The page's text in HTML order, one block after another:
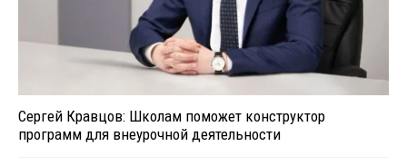
Сергей Кравцов: Школам поможет конструктор
программ для внеурочной деятельности